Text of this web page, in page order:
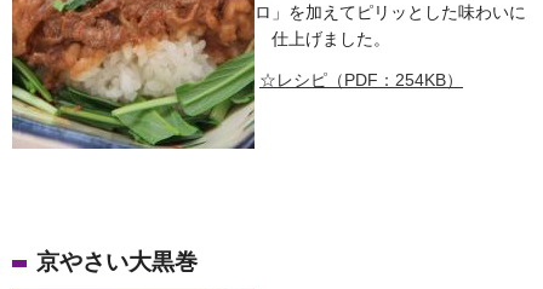
ロ」を加えてピリッとした味わいに
仕上げました。
☆レシピ（PDF：254KB）
京やさい大黒巻